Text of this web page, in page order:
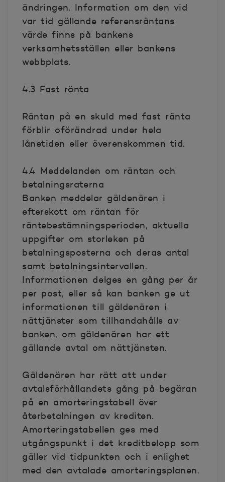
ändringen. Information om den vid
var tid gällande referensräntans
värde finns på bankens
verksamhetsställen eller bankens
webbplats.
4.3 Fast ränta
Räntan på en skuld med fast ränta
förblir oförändrad under hela
lånetiden eller överenskommen tid.
4.4 Meddelanden om räntan och
betalningsraterna
Banken meddelar gäldenären i
efterskott om räntan för
räntebestämningsperioden, aktuella
uppgifter om storleken på
betalningsposterna och deras antal
samt betalningsintervallen.
Informationen delges en gång per år
per post, eller så kan banken ge ut
informationen till gäldenären i
nättjänster som tillhandahålls av
banken, om gäldenären har ett
gällande avtal om nättjänsten.
Gäldenären har rätt att under
avtalsförhållandets gång på begäran
på en amorteringstabell över
återbetalningen av krediten.
Amorteringstabellen ges med
utgångspunkt i det kreditbelopp som
gäller vid tidpunkten och i enlighet
med den avtalade amorteringsplanen.